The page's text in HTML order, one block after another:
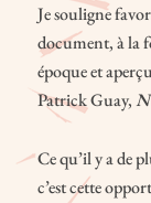
Je souligne
document, à la
époque et
Patrick Guay,
Ce qu’il y a de
c’est cette